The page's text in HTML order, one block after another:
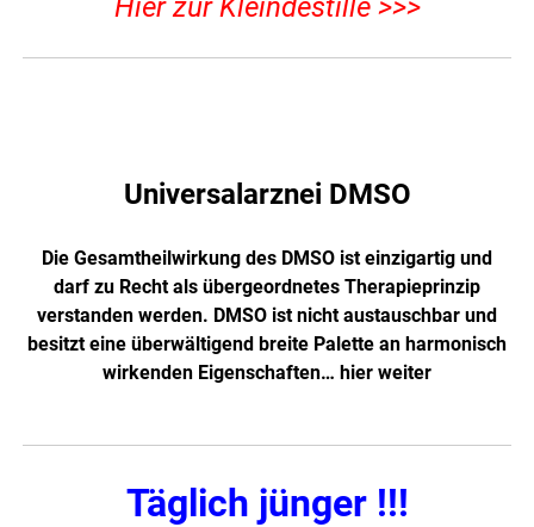
Universalarznei DMSO
Die Gesamtheilwirkung des DMSO ist einzigartig und
darf zu Recht als übergeordnetes Therapieprinzip
verstanden werden. DMSO ist nicht austauschbar und
besitzt eine überwältigend breite Palette an harmonisch
wirkenden Eigenschaften… hier weiter
Täglich jünger !!!